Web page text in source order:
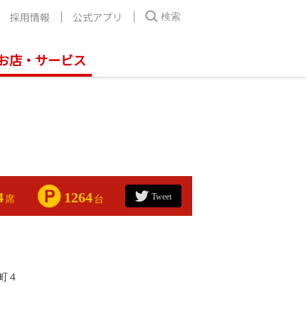
店・サービス
採用情報 公式アプリ 検索
席 1264 台 Tweet
４